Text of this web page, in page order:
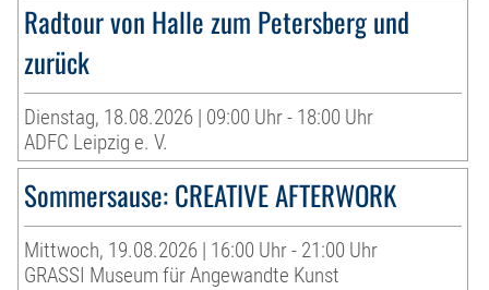
Radtour von Halle zum Petersberg und
zurück
Dienstag, 18.08.2026 | 09:00 Uhr - 18:00 Uhr
ADFC Leipzig e. V.
Sommersause: CREATIVE AFTERWORK
Mittwoch, 19.08.2026 | 16:00 Uhr - 21:00 Uhr
GRASSI Museum für Angewandte Kunst